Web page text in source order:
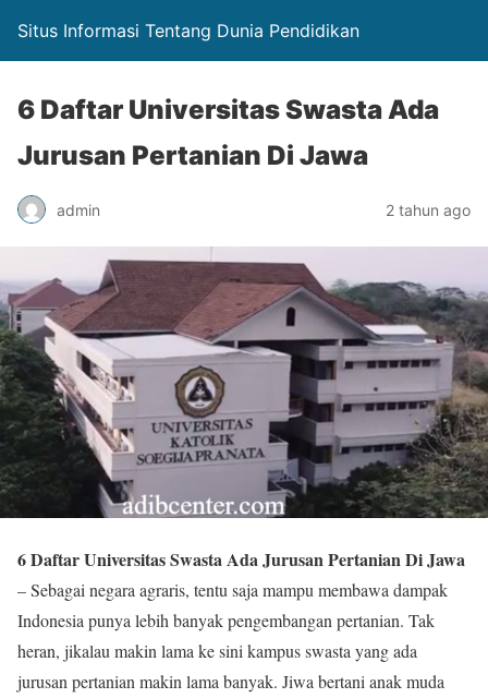
Situs Informasi Tentang Dunia Pendidikan
6 Daftar Universitas Swasta Ada
Jurusan Pertanian Di Jawa
admin 2 tahun ago
6 Daftar Universitas Swasta Ada Jurusan Pertanian Di Jawa
– Sebagai negara agraris, tentu saja mampu membawa dampak
Indonesia punya lebih banyak pengembangan pertanian. Tak
heran, jikalau makin lama ke sini kampus swasta yang ada
jurusan pertanian makin lama banyak. Jiwa bertani anak muda